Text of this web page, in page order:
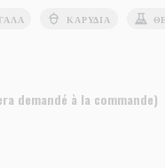
ΓΆΛΑ ΚΑΡΎΔΙΑ
demandé à la commande)